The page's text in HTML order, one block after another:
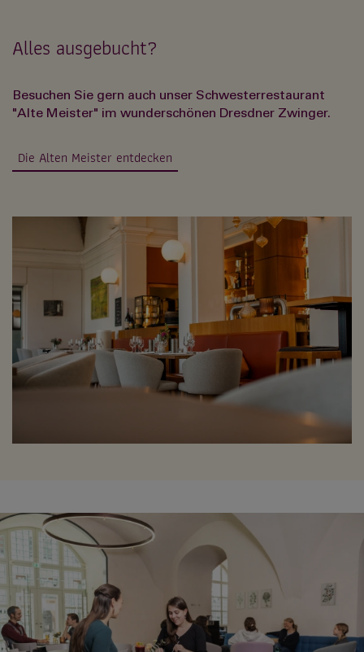
Alles ausgebucht?
Besuchen Sie gern auch unser Schwesterrestaurant
"Alte Meister" im wunderschönen Dresdner Zwinger.
Die Alten Meister entdecken